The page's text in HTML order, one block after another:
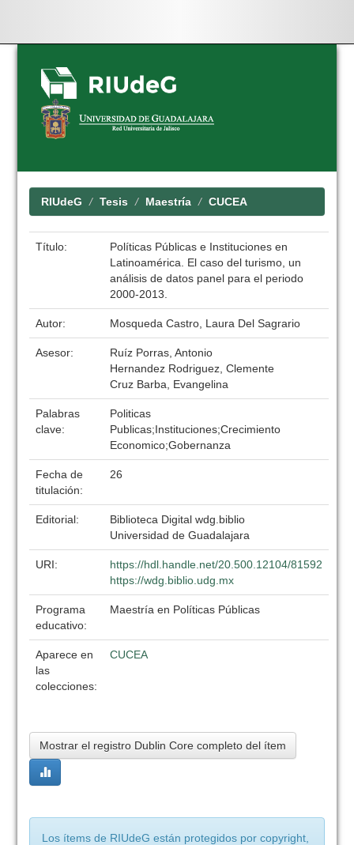
Skip
navigation
RIUdeG Tesis Maestría CUCEA
Título:
Políticas Públicas e Instituciones en
Latinoamérica. El caso del turismo, un
análisis de datos panel para el periodo
2000-2013.
Autor: Mosqueda Castro, Laura Del Sagrario
Asesor:
Ruíz Porras, Antonio
Hernandez Rodriguez, Clemente
Cruz Barba, Evangelina
Palabras
clave:
Politicas
Publicas;Instituciones;Crecimiento
Economico;Gobernanza
Fecha de
titulación:
26
Editorial:
Biblioteca Digital wdg.biblio
Universidad de Guadalajara
URI:
https://hdl.handle.net/20.500.12104/81592
https://wdg.biblio.udg.mx
Programa
educativo:
Maestría en Políticas Públicas
Aparece en
las
colecciones:
CUCEA
Mostrar el registro Dublin Core completo del ítem
Los ítems de RIUdeG están protegidos por copyright,